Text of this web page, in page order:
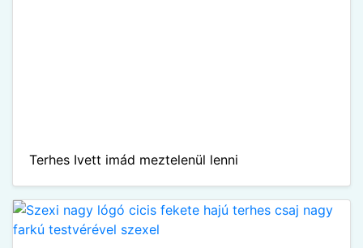
Terhes Ivett imád meztelenül lenni